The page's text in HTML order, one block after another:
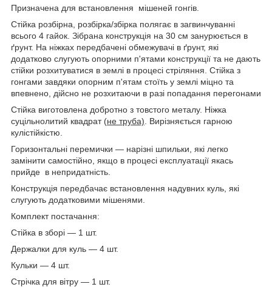
Призначена для встановлення мішеней гонгів.
Стійка розбірна, розбірка/збірка полягає в загвинчуванні
всього 4 гайок. Зібрана конструкція на 30 см занурюється в
ґрунт. На ніжках передбачені обмежувачі в ґрунт, які
додатково слугують опорними п'ятами конструкції та не дають
стійки розхитуватися в землі в процесі стріляння. Стійка з
гонгами завдяки опорним п'ятам стоїть у землі міцно та
впевнено, дійсно не розхитаючи в разі попадання перегонами
Стійка виготовлена добротно з товстого металу. Ніжка
суцільнолитий квадрат (не труба) . Вирізняється гарною
кулістійкістю.
Горизонтальні перемички — нарізні шпильки, які легко
замінити самостійно, якщо в процесі експлуатації якась
прийде в непридатність.
Конструкція передбачає встановлення надувних куль, які
слугують додатковими мішенями.
Комплект постачання:
Стійка в зборі — 1 шт.
Держалки для куль — 4 шт.
Кульки — 4 шт.
Стрічка для вітру — 1 шт.